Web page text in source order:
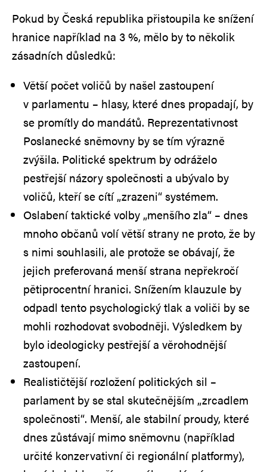
Pokud by Česká republika přistoupila ke snížení
hranice například na 3 %, mělo by to několik
zásadních důsledků:
Větší počet voličů by našel zastoupení
v parlamentu – hlasy, které dnes propadají, by
se promítly do mandátů. Reprezentativnost
Poslanecké sněmovny by se tím výrazně
zvýšila. Politické spektrum by odráželo
pestřejší názory společnosti a ubývalo by
voličů, kteří se cítí „zrazeni“ systémem.
Oslabení taktické volby „menšího zla“ – dnes
mnoho občanů volí větší strany ne proto, že by
s nimi souhlasili, ale protože se obávají, že
jejich preferovaná menší strana nepřekročí
pětiprocentní hranici. Snížením klauzule by
odpadl tento psychologický tlak a voliči by se
mohli rozhodovat svobodněji. Výsledkem by
bylo ideologicky pestřejší a věrohodnější
zastoupení.
Realističtější rozložení politických sil –
parlament by se stal skutečnějším „zrcadlem
společnosti“. Menší, ale stabilní proudy, které
dnes zůstávají mimo sněmovnu (například
určité konzervativní či regionální platformy),